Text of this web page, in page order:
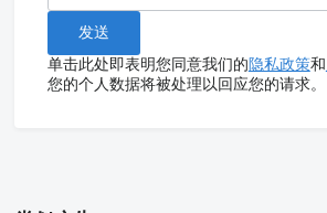
单击此处即表明您同意我们的隐私政策和
您的个人数据将被处理以回应您的请求。